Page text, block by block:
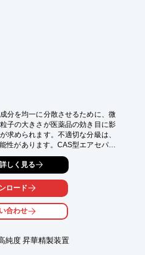
分を均一に分散させるために、微
子の大きさが医薬品の効き目に影
求められます。不適切な分級は、
性があります。CAS型エアセパレ
を利用し、効率的な微粉化を実現
しく見る
ロード
合わせ
純度 昇華精製装置